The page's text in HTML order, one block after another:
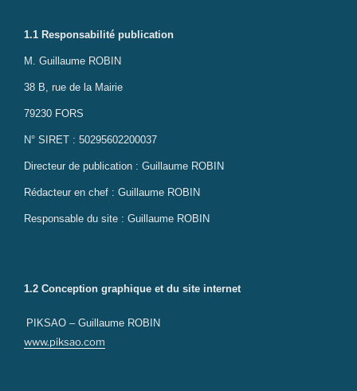
1.1 Responsabilité publication
M. Guillaume ROBIN
38 B, rue de la Mairie
79230 FORS
N° SIRET : 50295602200037
Directeur de publication : Guillaume ROBIN
Rédacteur en chef : Guillaume ROBIN
Responsable du site : Guillaume ROBIN
1.2 Conception graphique et du site internet
PIKSAO – Guillaume ROBIN
www.piksao.com